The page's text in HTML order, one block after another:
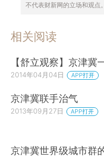
不代表财新网的立场和观点。
相关阅读
【舒立观察】京津冀
2014年04月04日 APP打开
京津冀联手治气
2013年09月27日 APP打开
京津冀世界级城市群